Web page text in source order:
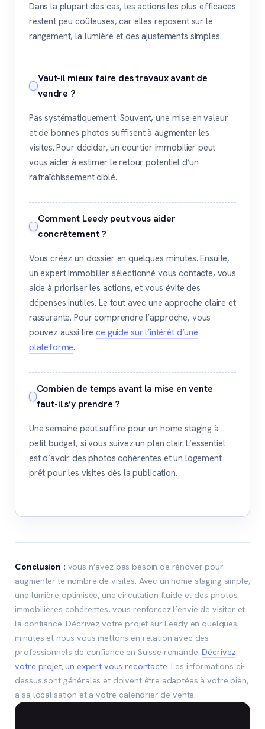
Dans la plupart des cas, les actions les plus efficaces
restent peu coûteuses, car elles reposent sur le
rangement, la lumière et des ajustements simples.
Vaut-il mieux faire des travaux avant de
vendre ?
Pas systématiquement. Souvent, une mise en valeur
et de bonnes photos suffisent à augmenter les
visites. Pour décider, un courtier immobilier peut
vous aider à estimer le retour potentiel d’un
rafraîchissement ciblé.
Comment Leedy peut vous aider
concrètement ?
Vous créez un dossier en quelques minutes. Ensuite,
un expert immobilier sélectionné vous contacte, vous
aide à prioriser les actions, et vous évite des
dépenses inutiles. Le tout avec une approche claire et
rassurante. Pour comprendre l’approche, vous
pouvez aussi lirece guide sur l’intérêt d’une
plateforme.
Combien de temps avant la mise en vente
faut-il s’y prendre ?
Une semaine peut suffire pour un home staging à
petit budget, si vous suivez un plan clair. L’essentiel
est d’avoir des photos cohérentes et un logement
prêt pour les visites dès la publication.
Conclusion : vous n’avez pas besoin de rénover pour
augmenter le nombre de visites. Avec un home staging simple,
une lumière optimisée, une circulation fluide et des photos
immobilières cohérentes, vous renforcez l’envie de visiter et
la confiance. Décrivez votre projet sur Leedy en quelques
minutes et nous vous mettons en relation avec des
professionnels de confiance en Suisse romande.Décrivez
votre projet, un expert vous recontacte. Les informations ci-
dessus sont générales et doivent être adaptées à votre bien,
à sa localisation et à votre calendrier de vente.